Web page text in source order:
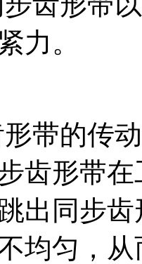
力。
带的传
齿形带
出同步
均匀，